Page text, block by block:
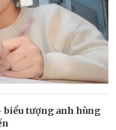
biểu tượng anh hùng